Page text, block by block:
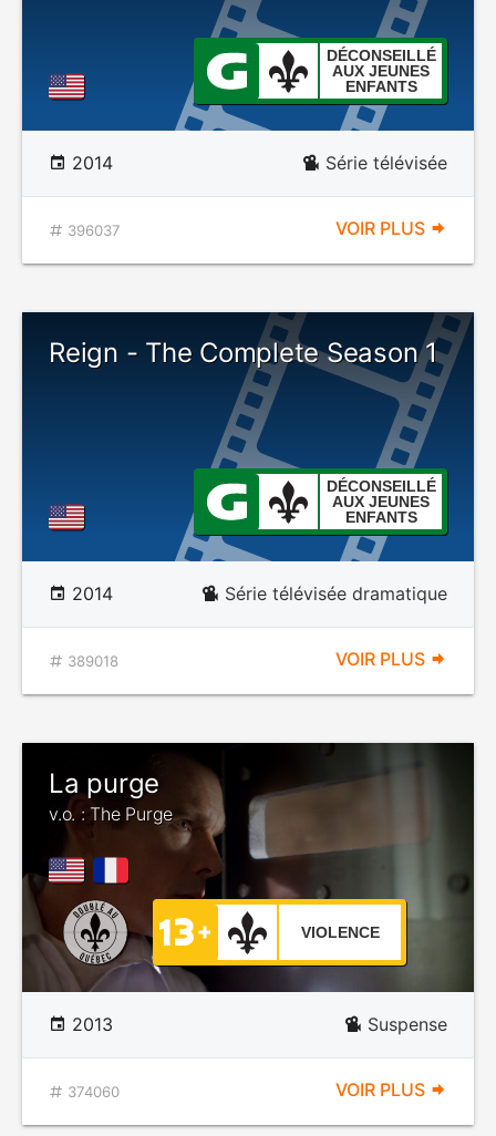
DÉCONSEILLÉ
AUX JEUNES
ENFANTS
2014 Série télévisée
396037 VOIR PLUS
Reign - The Complete Season 1
DÉCONSEILLÉ
AUX JEUNES
ENFANTS
2014 Série télévisée dramatique
389018 VOIR PLUS
La purge
v.o. : The Purge
VIOLENCE
2013 Suspense
374060 VOIR PLUS